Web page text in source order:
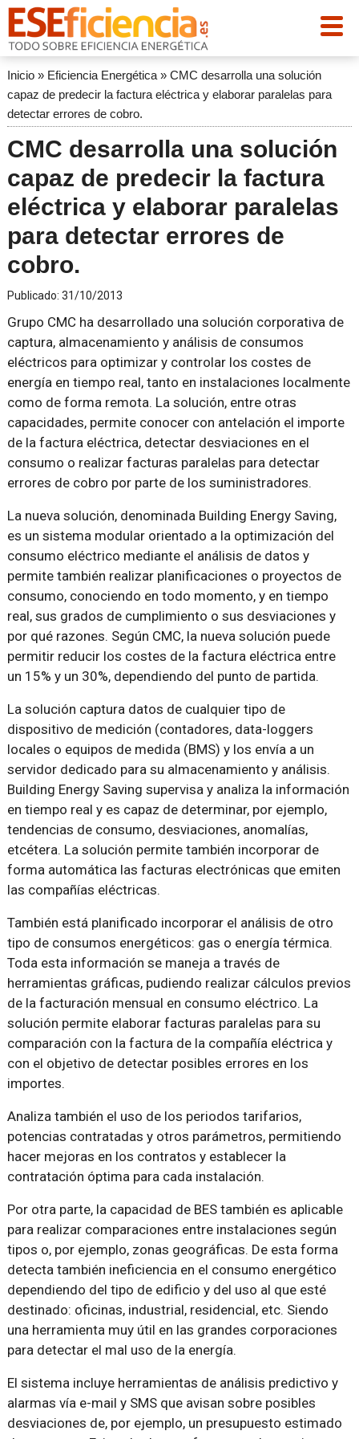
Inicio» Eficiencia Energética» CMC desarrolla una solución
capaz de predecir la factura eléctrica y elaborar paralelas para
detectar errores de cobro.
CMC desarrolla una solución
capaz de predecir la factura
eléctrica y elaborar paralelas
para detectar errores de
cobro.
Publicado: 31/10/2013
Grupo CMC ha desarrollado una solución corporativa de
captura, almacenamiento y análisis de consumos
eléctricos para optimizar y controlar los costes de
energía en tiempo real, tanto en instalaciones localmente
como de forma remota. La solución, entre otras
capacidades, permite conocer con antelación el importe
de la factura eléctrica, detectar desviaciones en el
consumo o realizar facturas paralelas para detectar
errores de cobro por parte de los suministradores.
La nueva solución, denominada Building Energy Saving,
es un sistema modular orientado a la optimización del
consumo eléctrico mediante el análisis de datos y
permite también realizar planificaciones o proyectos de
consumo, conociendo en todo momento, y en tiempo
real, sus grados de cumplimiento o sus desviaciones y
por qué razones. Según CMC, la nueva solución puede
permitir reducir los costes de la factura eléctrica entre
un 15% y un 30%, dependiendo del punto de partida.
La solución captura datos de cualquier tipo de
dispositivo de medición (contadores, data-loggers
locales o equipos de medida (BMS) y los envía a un
servidor dedicado para su almacenamiento y análisis.
Building Energy Saving supervisa y analiza la información
en tiempo real y es capaz de determinar, por ejemplo,
tendencias de consumo, desviaciones, anomalías,
etcétera. La solución permite también incorporar de
forma automática las facturas electrónicas que emiten
las compañías eléctricas.
También está planificado incorporar el análisis de otro
tipo de consumos energéticos: gas o energía térmica.
Toda esta información se maneja a través de
herramientas gráficas, pudiendo realizar cálculos previos
de la facturación mensual en consumo eléctrico. La
solución permite elaborar facturas paralelas para su
comparación con la factura de la compañía eléctrica y
con el objetivo de detectar posibles errores en los
importes.
Analiza también el uso de los periodos tarifarios,
potencias contratadas y otros parámetros, permitiendo
hacer mejoras en los contratos y establecer la
contratación óptima para cada instalación.
Por otra parte, la capacidad de BES también es aplicable
para realizar comparaciones entre instalaciones según
tipos o, por ejemplo, zonas geográficas. De esta forma
detecta también ineficiencia en el consumo energético
dependiendo del tipo de edificio y del uso al que esté
destinado: oficinas, industrial, residencial, etc. Siendo
una herramienta muy útil en las grandes corporaciones
para detectar el mal uso de la energía.
El sistema incluye herramientas de análisis predictivo y
alarmas vía e-mail y SMS que avisan sobre posibles
desviaciones de, por ejemplo, un presupuesto estimado